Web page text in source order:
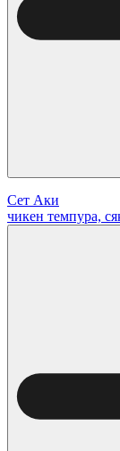
Сет Аки
чикен темпура,